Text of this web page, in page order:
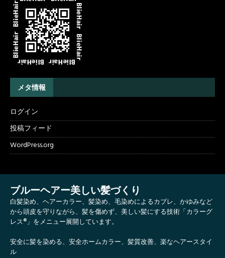
メタ情報
ログイン
投稿フィード
WordPress.org
ブルーヘアー美しい髪づくり
白髪染め、ヘアーカラー、髪染め、毛染めによるカブレ、かゆみなど
から頭皮を守りながら、髪を傷めず、美しい髪にする技術「カラーグ
レス®」をメニュー展開しています。
安全に髪を染める、安全ホームカラー、髪質改善、楽なヘアースタイ
ル